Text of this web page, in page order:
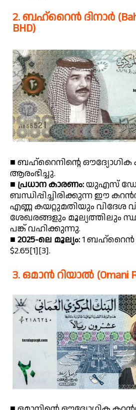
2. ബഹ്‌റൈൻ ദിനാർ
BHD)
■ ബഹ്‌റൈനിന്റെ ഔദ്യോഗിക
ആരംഭിച്ചു.
■ പ്രധാന കാരണം:യുഎസ്
ബന്ധിപ്പിച്ചിരിക്കുന്ന ഈ
എണ്ണ കയറ്റുമതിയും വിദേശ
ശേഖരങ്ങളും മൂല്യത്തിലും
പങ്ക് വഹിക്കുന്നു.
■ 2025-ലെ മൂല്യം:1 ബഹ്‌റൈൻ
$2.65[1][3].
3. ഒമാൻ റിയാൽ (Omani